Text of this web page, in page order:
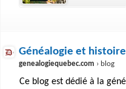
Généalogie et
genealogiequebec.com › blog
Ce blog est dédié à la